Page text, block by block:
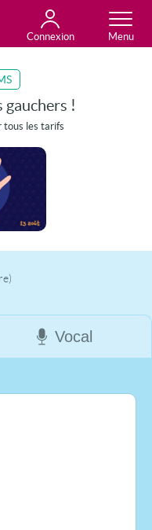
Connexion
gauchers !
tous les tarifs
Vocal